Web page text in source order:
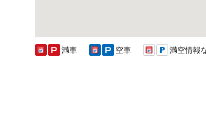
満車 空車 満空情報